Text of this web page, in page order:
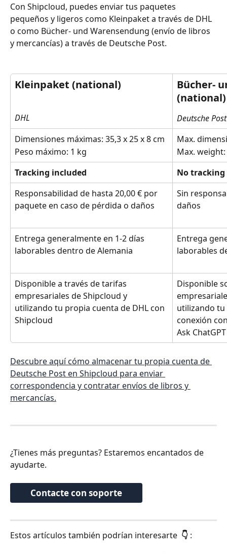
Con Shipcloud, puedes enviar tus paquetes
pequeños y ligeros como Kleinpaket a través de DHL
o como Bücher- und Warensendung (envío de libros
y mercancías) a través de Deutsche Post.
Kleinpaket (national)
DHL
Bücher-
(national)
Deutsche Post
Dimensiones máximas: 35,3 x 25 x 8 cm
Peso máximo: 1 kg
Max.
Max.
Tracking included
No
Responsabilidad de hasta 20,00 € por
paquete en caso de pérdida o daños
Sin
daños
Entrega generalmente en 1-2 días
laborables dentro de Alemania
Entrega
laborables
Disponible a través de tarifas
empresariales de Shipcloud y
utilizando tu propia cuenta de DHL con
Shipcloud
Disponible
utilizando
conexión
Ask ChatGPT
Descubre aquí cómo almacenar tu propia cuenta de
Deutsche Post en Shipcloud para enviar
correspondencia y contratar envíos de libros y
mercancías.
¿Tienes más preguntas? Estaremos encantados de
ayudarte.
Contacte con soporte
Estos artículos también podrían interesarte 👇 :